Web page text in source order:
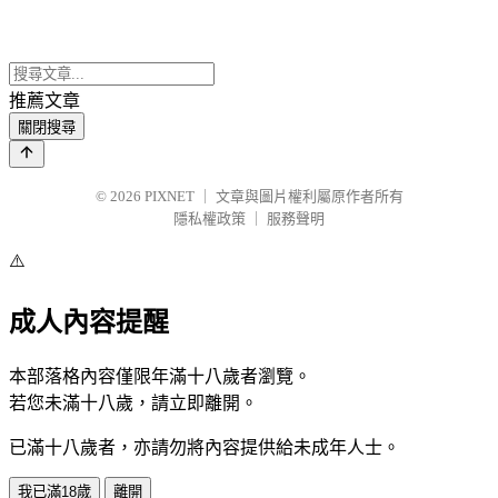
推薦文章
關閉搜尋
© 2026 PIXNET
文章與圖片權利屬原作者所有
隱私權政策
服務聲明
⚠️
成人內容提醒
本部落格內容僅限年滿十八歲者瀏覽。
若您未滿十八歲，請立即離開。
已滿十八歲者，亦請勿將內容提供給未成年人士。
我已滿18歲 離開